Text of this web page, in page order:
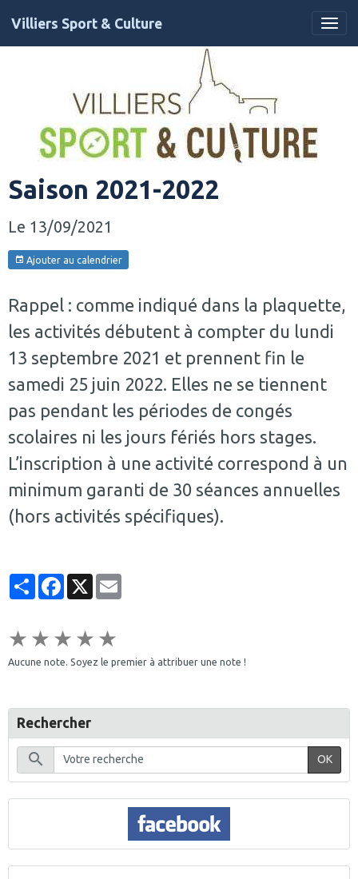
Villiers Sport & Culture
Saison 2021-2022
Le 13/09/2021
Ajouter au calendrier
Rappel : comme indiqué dans la plaquette,
les activités débutent à compter du lundi
13 septembre 2021 et prennent fin le
samedi 25 juin 2022. Elles ne se tiennent
pas pendant les périodes de congés
scolaires ni les jours fériés hors stages.
L’inscription à une activité correspond à un
minimum garanti de 30 séances annuelles
(hors activités spécifiques).
PartagerFacebook
X
★ ★ ★ ★ ★
Aucune note. Soyez le premier à attribuer une note !
Rechercher
OK